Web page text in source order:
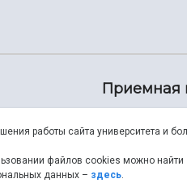
70
Приемная
8 (846)
работы сайта университета и
файлов cookies можно найти
данных – здесь.